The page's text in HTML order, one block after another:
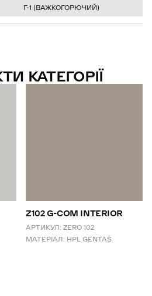
Г-1 (ВАЖКОГОРЮЧИЙ)
КАТЕГОРІЇ
Z102 G-COM INTERIOR
АРТИКУЛ: ZERO 102
МАТЕРІАЛ: HPL GENTAŞ